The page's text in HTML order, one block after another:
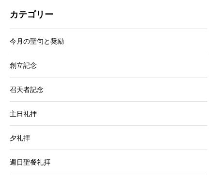
カテゴリー
今月の聖句と奨励
創立記念
召天者記念
主日礼拝
夕礼拝
週日聖餐礼拝